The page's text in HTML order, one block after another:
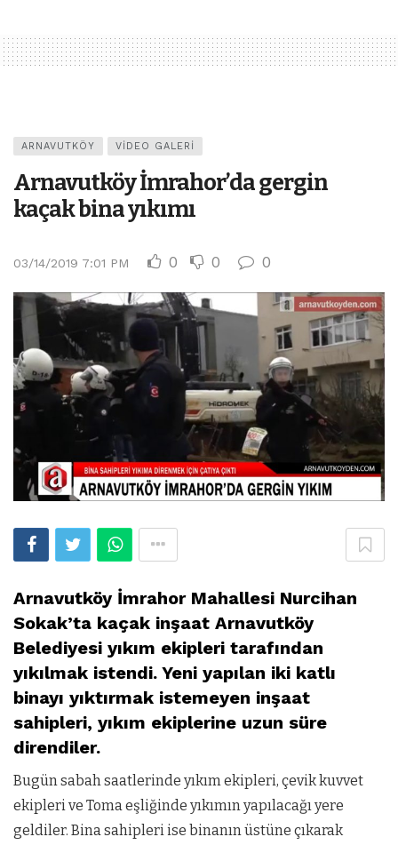
ARNAVUTKÖY VIDEO GALERI
Arnavutköy İmrahor’da gergin
kaçak bina yıkımı
03/14/2019 7:01 PM 0 0 0
Arnavutköy İmrahor Mahallesi Nurcihan
Sokak’ta kaçak inşaat Arnavutköy
Belediyesi yıkım ekipleri tarafından
yıkılmak istendi. Yeni yapılan iki katlı
binayı yıktırmak istemeyen inşaat
sahipleri, yıkım ekiplerine uzun süre
direndiler.
Bugün sabah saatlerinde yıkım ekipleri, çevik kuvvet
ekipleri ve Toma eşliğinde yıkımın yapılacağı yere
geldiler. Bina sahipleri ise binanın üstüne çıkarak